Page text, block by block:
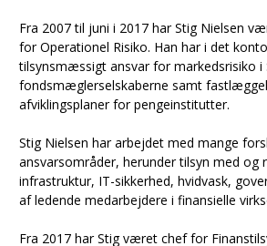
Fra 2007 til juni i 2017 har Stig Nielsen
for Operationel Risiko. Han har i det
tilsynsmæssigt ansvar for markedsrisiko i
fondsmæglerselskaberne samt
afviklingsplaner for pengeinstitutter.
Stig Nielsen har arbejdet med mange
ansvarsområder, herunder tilsyn med og
infrastruktur, IT-sikkerhed, hvidvask,
af ledende medarbejdere i finansielle
Fra 2017 har Stig været chef for